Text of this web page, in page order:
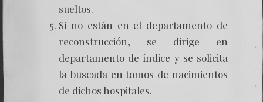
sueltos.
Si no están en el departamento de
reconstrucción, se dirige en
departamento de índice y se solicita
la buscada en tomos de nacimientos
de dichos hospitales.